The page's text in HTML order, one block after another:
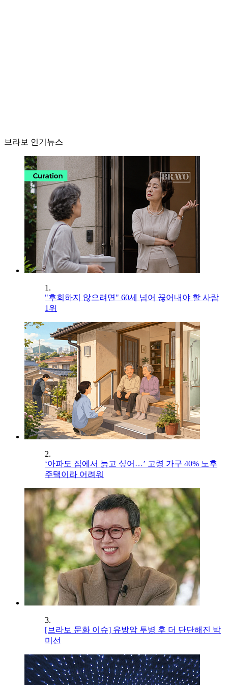
브라보 인기뉴스
1.
"후회하지 않으려면" 60세 넘어 끊어내야 할 사람
1위
2.
‘아파도 집에서 늙고 싶어…’ 고령 가구 40% 노후
주택이라 어려워
3.
[브라보 문화 이슈] 유방암 투병 후 더 단단해진 박
미선